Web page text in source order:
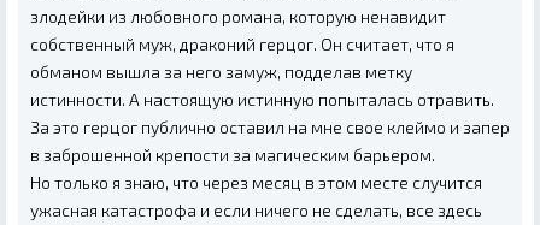
злодейки из любовного романа, которую ненавидит
собственный муж, драконий герцог. Он считает, что я
обманом вышла за него замуж, подделав метку
истинности. А настоящую истинную попыталась отравить.
За это герцог публично оставил на мне свое клеймо и запер
в заброшенной крепости за магическим барьером.
Но только я знаю, что через месяц в этом месте случится
ужасная катастрофа и если ничего не сделать, все здесь